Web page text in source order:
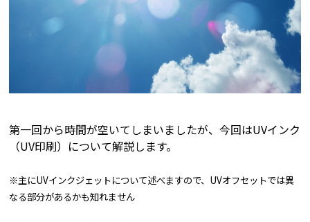
第一回から時間が空いてしまいましたが、今回はUVインク
（UV印刷）について解説します。
※主にUVインクジェットについて述べますので、UVオフセットでは異
なる部分があるかも知れません